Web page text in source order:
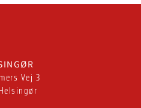
Vej 3